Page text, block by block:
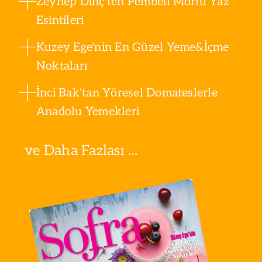
Esintileri
Kuzey Ege'nin En Güzel Yeme&İçme
Noktaları
İnci Bak'tan Yöresel Domateslerle
Anadolu Yemekleri
ve Daha Fazlası ...